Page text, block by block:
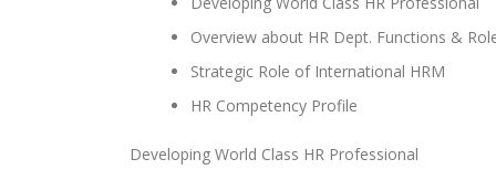
Overview about HR Dept. Functions &
Strategic Role of International HRM
HR Competency Profile
Developing World Class HR Professional